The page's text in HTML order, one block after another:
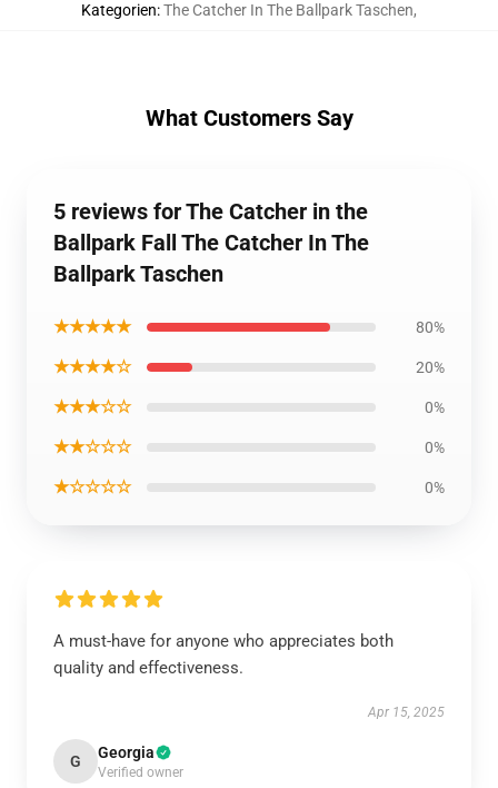
Kategorien:The Catcher In The Ballpark Taschen,
What Customers Say
5 reviews for The Catcher in the
Ballpark Fall The Catcher In The
Ballpark Taschen
★★★★★ 80%
★★★★☆ 20%
★★★☆☆ 0%
★★☆☆☆ 0%
★☆☆☆☆ 0%
A must-have for anyone who appreciates both
quality and effectiveness.
Apr 15, 2025
G Georgia
Verified owner